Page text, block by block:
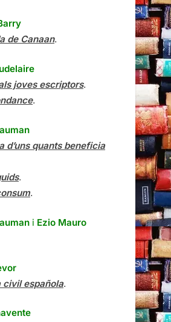
de Canaan.
joves escriptors.
.
d’uns quants beneficia
.
.
i Ezio Mauro
civil española.